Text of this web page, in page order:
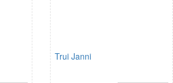
Trui Janni